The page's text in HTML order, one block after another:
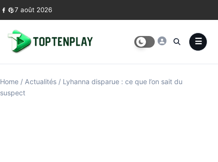
Skip to content
7 août 2026
Home / Actualités / Lyhanna disparue : ce que l’on sait du
suspect